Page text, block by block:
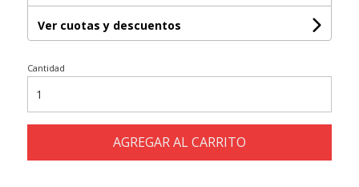
Ver cuotas y descuentos
Cantidad
AGREGAR AL CARRITO